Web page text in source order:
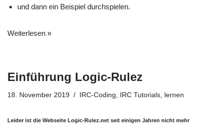
und dann ein Beispiel durchspielen.
Weiterlesen »
Einführung Logic-Rulez
18. November 2019 IRC-Coding, IRC Tutorials, lernen
Leider ist die Webseite Logic-Rulez.net seit einigen Jahren nicht mehr